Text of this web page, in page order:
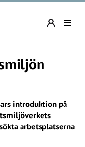
introduktion på
arbetsplatserna